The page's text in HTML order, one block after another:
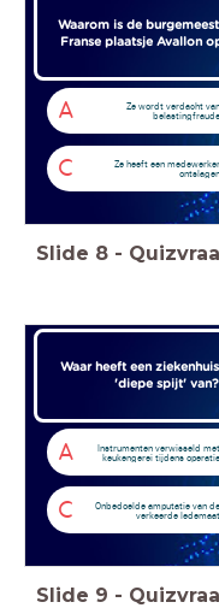
Waarom is de
Franse plaatsje Avallon
A
Ze wordt verdacht van
belastingfraude
C
Ze heeft een medewerker
ontslagen
Slide 8 -
Waar heeft een
'diepe spijt' van?
A
Instrumenten verwisseld met
keukengerei tijdens operatie
C
Onbedoelde amputatie van de
verkeerde ledemaat
Slide 9 -